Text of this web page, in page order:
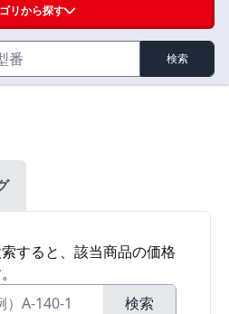
つまみ・周辺機器
チ錠・キャッチ・錠前装置・周
ロック
リから探す
検索
すると、該当商品の価格
検索